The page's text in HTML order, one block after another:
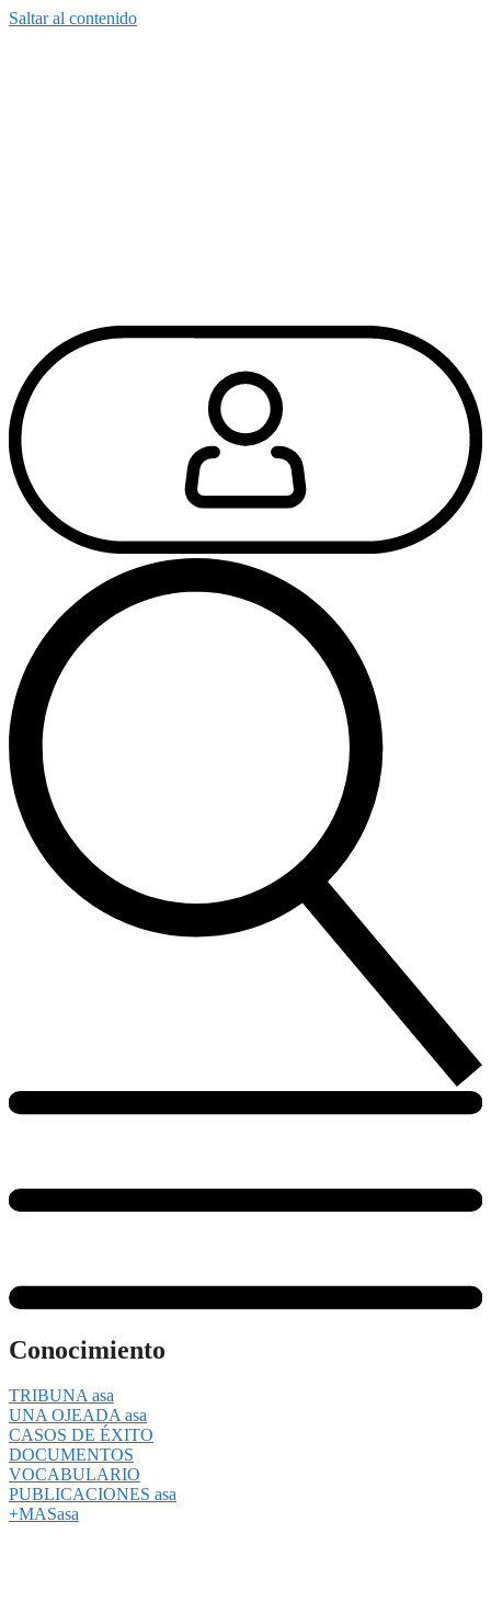
Saltar al contenido
Conocimiento
TRIBUNA asa
UNA OJEADA asa
CASOS DE ÉXITO
DOCUMENTOS
VOCABULARIO
PUBLICACIONES asa
+MASasa